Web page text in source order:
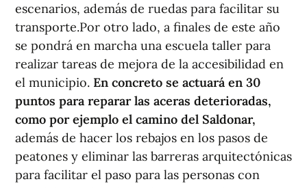
escenarios, además de ruedas para facilitar su
transporte.Por otro lado, a finales de este año
se pondrá en marcha una escuela taller para
realizar tareas de mejora de la accesibilidad en
el municipio. En concreto se actuará en 30
puntos para reparar las aceras deterioradas,
como por ejemplo el camino del Saldonar,
además de hacer los rebajos en los pasos de
peatones y eliminar las barreras arquitectónicas
para facilitar el paso para las personas con